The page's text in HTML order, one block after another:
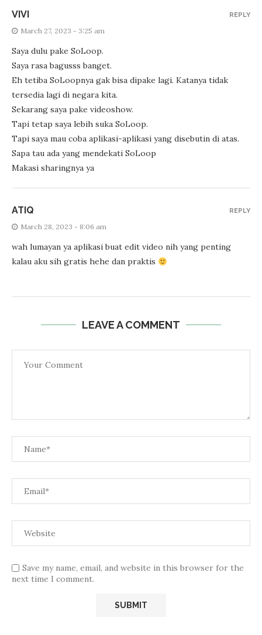
VIVI
March 27, 2023 - 3:25 am
Saya dulu pake SoLoop.
Saya rasa bagusss banget.
Eh tetiba SoLoopnya gak bisa dipake lagi. Katanya tidak
tersedia lagi di negara kita.
Sekarang saya pake videoshow.
Tapi tetap saya lebih suka SoLoop.
Tapi saya mau coba aplikasi-aplikasi yang disebutin di atas.
Sapa tau ada yang mendekati SoLoop
Makasi sharingnya ya
REPLY
ATIQ
March 28, 2023 - 8:06 am
wah lumayan ya aplikasi buat edit video nih yang penting
kalau aku sih gratis hehe dan praktis
REPLY
LEAVE A COMMENT
Save my name, email, and website in this browser for the
next time I comment.